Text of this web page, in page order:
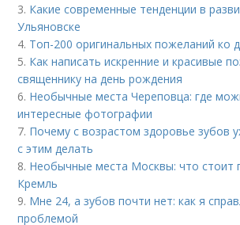
3. Какие современные тенденции в
Ульяновске
4. Топ-200 оригинальных пожеланий ко
5. Как написать искренние и красивые
священнику на день рождения
6. Необычные места Череповца: где
интересные фотографии
7. Почему с возрастом здоровье зубов
с этим делать
8. Необычные места Москвы: что стоит
Кремль
9. Мне 24, а зубов почти нет: как я
проблемой